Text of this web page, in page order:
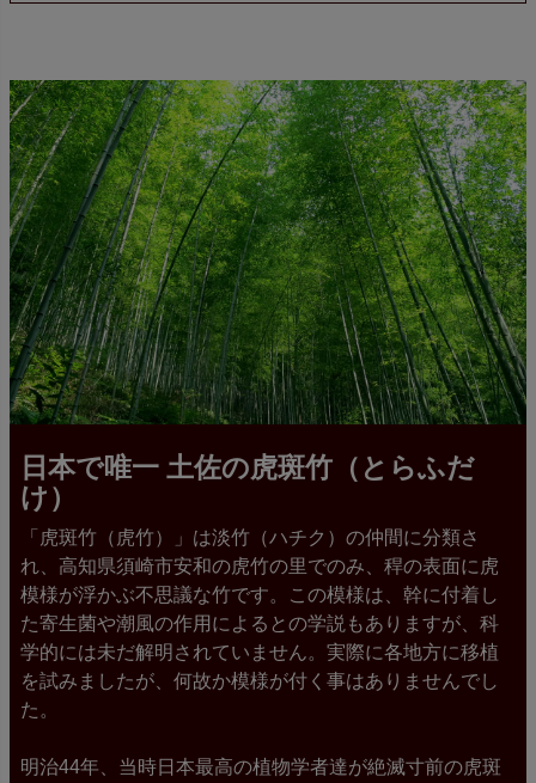
日本で唯一 土佐の虎斑竹（とらふだ
け）
「虎斑竹（虎竹）」は淡竹（ハチク）の仲間に分類さ
れ、高知県須崎市安和の虎竹の里でのみ、稈の表面に虎
模様が浮かぶ不思議な竹です。この模様は、幹に付着し
た寄生菌や潮風の作用によるとの学説もありますが、科
学的には未だ解明されていません。実際に各地方に移植
を試みましたが、何故か模様が付く事はありませんでし
た。
明治44年、当時日本最高の植物学者達が絶滅寸前の虎斑